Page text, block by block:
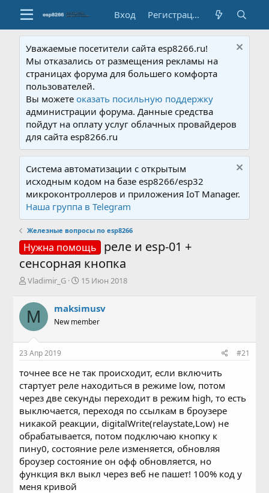
Вход Регистрация
Уважаемые посетители сайта esp8266.ru!
Мы отказались от размещения рекламы на
страницах форума для большего комфорта
пользователей.
Вы можетеоказать посильную поддержку
администрации форума. Данные средства
пойдут на оплату услуг облачных провайдеров
для сайта esp8266.ru
Система автоматизации с открытым
исходным кодом на базе esp8266/esp32
микроконтроллеров и приложения IoT Manager.
Наша группа в Telegram
Железные вопросы по esp8266
Нужна помощь
реле и esp-01 +
сенсорная кнопка
А
т
о
р
т
е
м
Vladimir_G
Д
а
н
ч
а
15 Июн 2018
M maksimusv
New member
23 Апр 2019 #21
точнее все не так происходит, если включить
стартует реле находиться в режиме low, потом
через две секунды переходит в режим high, то есть
выключается, переходя по ссылкам в броузере
никакой реакции, digitalWrite(relaystate,Low) не
обрабатывается, потом подключаю кнопку к
пину0, состояние реле изменяется, обновляя
броузер состояние он офф обновляется, но
функция вкл выкл через веб не пашет! 100% код у
меня кривой